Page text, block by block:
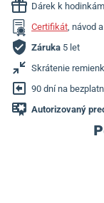
Dárek k hodinkám
Certifikát, návod
Záruka 5 let
Skrátenie
90 dní na
Autorizovaný